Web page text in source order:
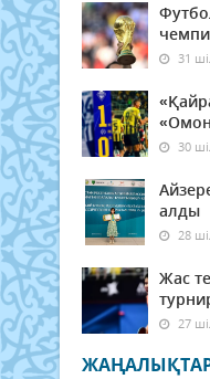
31
30
алды
28
Жас
27